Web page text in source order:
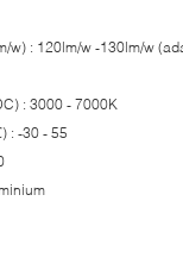
w) : 120lm/w -130lm/w
: 3000 - 7000K
: -30 - 55